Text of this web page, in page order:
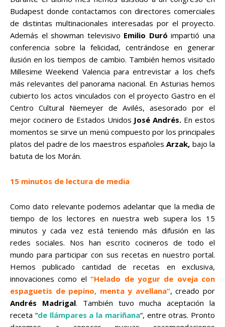
Budapest donde contactamos con directores comerciales
de distintas multinacionales interesadas por el proyecto.
Además el showman televisivo Emilio Duró impartió una
conferencia sobre la felicidad, centrándose en generar
ilusión en los tiempos de cambio. También hemos visitado
Millesime Weekend Valencia para entrevistar a los chefs
más relevantes del panorama nacional. En Asturias hemos
cubierto los actos vinculados con el proyecto Gastro en el
Centro Cultural Niemeyer de Avilés, asesorado por el
mejor cocinero de Estados Unidos José Andrés. En estos
momentos se sirve un menú compuesto por los principales
platos del padre de los maestros españolesArzak, bajo la
batuta de los Morán.
15 minutos de lectura de media
Como dato relevante podemos adelantar que la media de
tiempo de los lectores en nuestra web supera los 15
minutos y cada vez está teniendo más difusión en las
redes sociales. Nos han escrito cocineros de todo el
mundo para participar con sus recetas en nuestro portal.
Hemos publicado cantidad de recetas en exclusiva,
innovaciones como el“Helado de yogur de oveja con
espaguetis de pepino, menta y avellana“, creado por
Andrés Madrigal. También tuvo mucha aceptación la
receta “de llámpares a la mariñana“, entre otras. Pronto